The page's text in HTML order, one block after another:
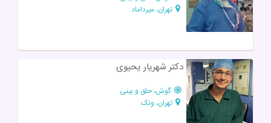
تهران، میرداماد
دکتر شهریار یحیوی
گوش، حلق و بینی
تهران، ونک